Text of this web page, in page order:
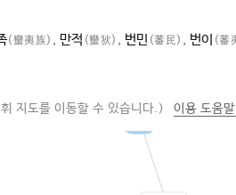
(蠻夷族) , 만적 (蠻狄) , 번민 (蕃民) , 번이 (蕃
지도를 이동할 수 있습니다.) 이용 도움